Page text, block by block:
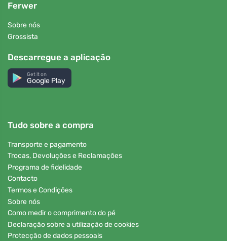
Ferwer
Sobre nós
Grossista
Descarregue a aplicação
Get it on
Google Play
Tudo sobre a compra
Transporte e pagamento
Trocas, Devoluções e Reclamações
Programa de fidelidade
Contacto
Termos e Condições
Sobre nós
Como medir o comprimento do pé
Declaração sobre a utilização de cookies
Protecção de dados pessoais